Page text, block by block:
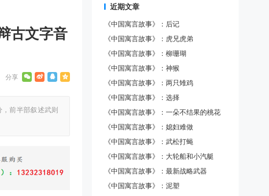
古文字音
前半部叙述武则
近期文章
《中国寓言故事》：后记
《中国寓言故事》：虎兄虎弟
《中国寓言故事》：柳珊瑚
《中国寓言故事》：神猴
《中国寓言故事》：两只雉鸡
《中国寓言故事》：选择
《中国寓言故事》：一朵不结果的桃花
《中国寓言故事》：媳妇难做
《中国寓言故事》：武松打蝇
《中国寓言故事》：大轮船和小汽艇
《中国寓言故事》：最新战略武器
《中国寓言故事》：泥塑